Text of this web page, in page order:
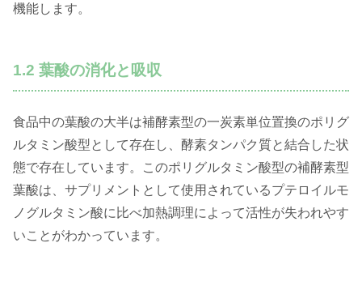
機能します。
1.2 葉酸の消化と吸収
食品中の葉酸の大半は補酵素型の一炭素単位置換のポリグ
ルタミン酸型として存在し、酵素タンパク質と結合した状
態で存在しています。このポリグルタミン酸型の補酵素型
葉酸は、サプリメントとして使用されているプテロイルモ
ノグルタミン酸に比べ加熱調理によって活性が失われやす
いことがわかっています。